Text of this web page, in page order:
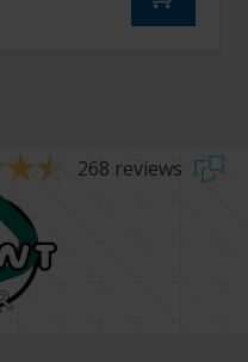
268 reviews